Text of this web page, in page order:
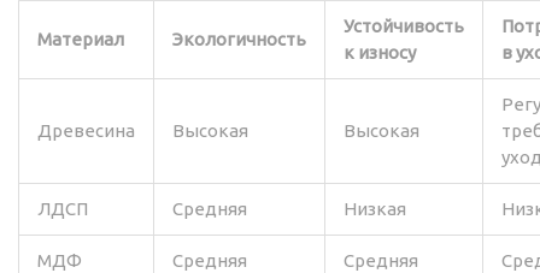
Материал Экологичность
Устойчивость
к износу
в
Древесина Высокая Высокая
ЛДСП Средняя Низкая
МДФ Средняя Средняя